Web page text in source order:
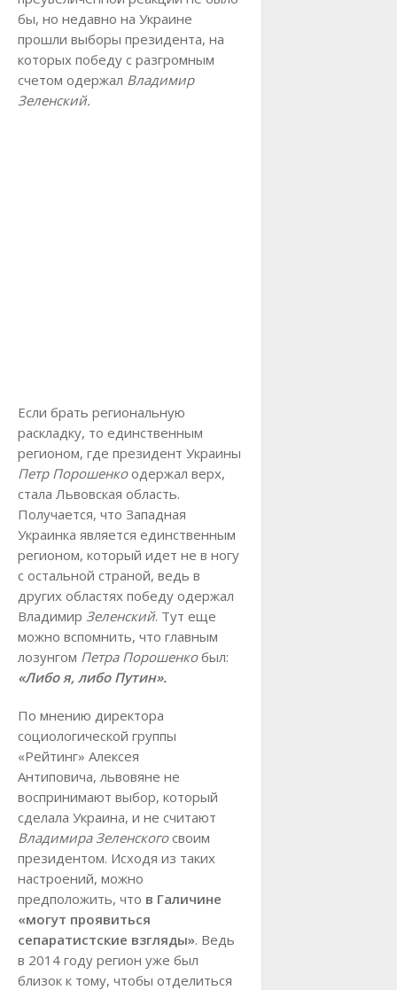
бы, но недавно на Украине
прошли выборы президента, на
которых победу с разгромным
счетом одержал Владимир
Зеленский.
Если брать региональную
раскладку, то единственным
регионом, где президент Украины
Петр Порошенкоодержал верх,
стала Львовская область.
Получается, что Западная
Украинка является единственным
регионом, который идет не в ногу
с остальной страной, ведь в
других областях победу одержал
Владимир Зеленский. Тут еще
можно вспомнить, что главным
лозунгом Петра Порошенкобыл:
«Либо я, либо Путин».
По мнению директора
социологической группы
«Рейтинг» Алексея
Антиповича, львовяне не
воспринимают выбор, который
сделала Украина, и не считают
Владимира Зеленскогосвоим
президентом. Исходя из таких
настроений, можно
предположить, что в Галичине
«могут проявиться
сепаратистские взгляды». Ведь
в 2014 году регион уже был
близок к тому, чтобы отделиться